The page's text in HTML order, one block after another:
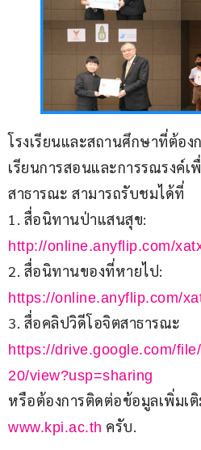
โรงเรียนและสถานศึกษาที่ต้อง
เรียนการสอนและการรณรงค์เ
สาธารณะ สามารถรับชมได้ที่
1. สื่อนิทานป่าแสนสุข:
http://online.anyflip.com/
2. สื่อนิทานของที่หายไป:
https://online.anyflip.com/
3. สื่อคลิปวิดีโอจิตสาธารณะ
https://drive.google.com/
20/view?usp=sharing
หรือต้องการติดต่อข้อมูลเพิ่มเ
www.kpi.ac.th ครับ.